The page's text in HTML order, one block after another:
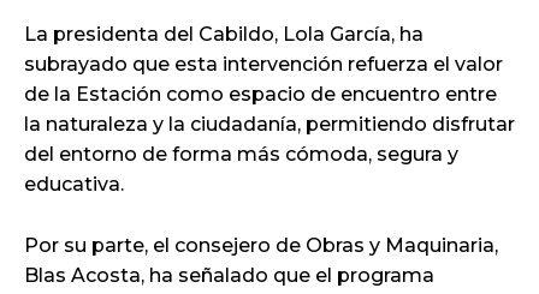
La presidenta del Cabildo, Lola García, ha
subrayado que esta intervención refuerza el valor
de la Estación como espacio de encuentro entre
la naturaleza y la ciudadanía, permitiendo disfrutar
del entorno de forma más cómoda, segura y
educativa.
Por su parte, el consejero de Obras y Maquinaria,
Blas Acosta, ha señalado que el programa